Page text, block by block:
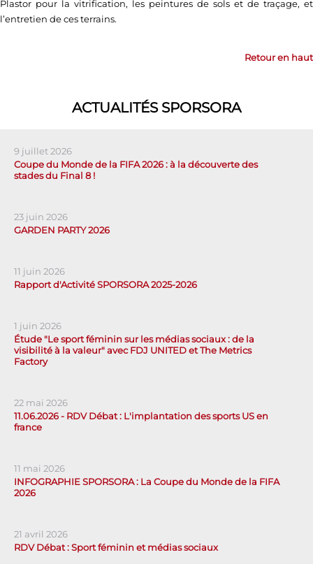
Plastor pour la vitrification, les peintures de sols et de traçage, et
l’entretien de ces terrains.
Retour en haut
ACTUALITÉS SPORSORA
9 juillet 2026
Coupe du Monde de la FIFA 2026 : à la découverte des
stades du Final 8 !
23 juin 2026
GARDEN PARTY 2026
11 juin 2026
Rapport d'Activité SPORSORA 2025-2026
1 juin 2026
Étude "Le sport féminin sur les médias sociaux : de la
visibilité à la valeur" avec FDJ UNITED et The Metrics
Factory
22 mai 2026
11.06.2026 - RDV Débat : L'implantation des sports US en
france
11 mai 2026
INFOGRAPHIE SPORSORA : La Coupe du Monde de la FIFA
2026
21 avril 2026
RDV Débat : Sport féminin et médias sociaux